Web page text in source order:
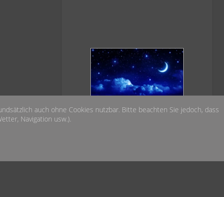
Das Wetter heute Nacht
auch ohne Cookies nutzbar. Bitte beachten Sie jedoch, dass
Navigation usw.).